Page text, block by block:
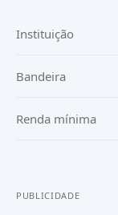
Instituição
Bandeira
Renda mínima
PUBLICIDADE